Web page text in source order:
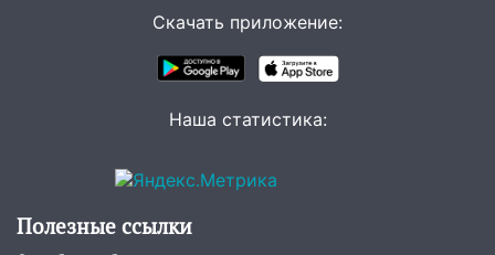
В Радищевском районе сгорели
хозяйственные постройки
уничтожено четыре беспилотника в
регионе
10:00 В Ульяновске дотла сгорел
Скачать приложение:
Наша статистика:
Полезные ссылки